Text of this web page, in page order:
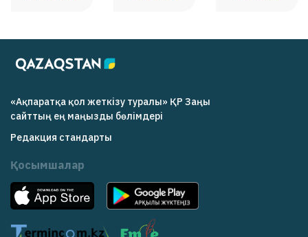
«Ақпаратқа қол жеткізу туралы» ҚР Заңы
cайттың ең маңызды бөлімдері
Редакция cтандарты
Қосымшалар